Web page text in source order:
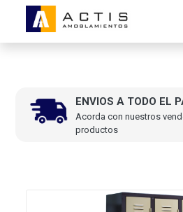
ENVIOS A TODO EL
Acorda con nuestros
productos